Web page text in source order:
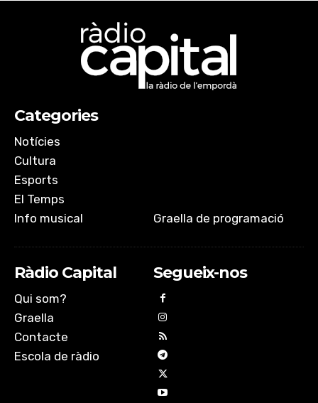
Categories
Notícies
Cultura
Esports
El Temps
Info musical
Graella de programació
Ràdio Capital
Qui som?
Graella
Contacte
Escola de ràdio
Segueix-nos